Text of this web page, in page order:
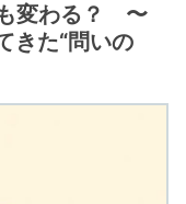
変わる？ 〜
きた“問いの